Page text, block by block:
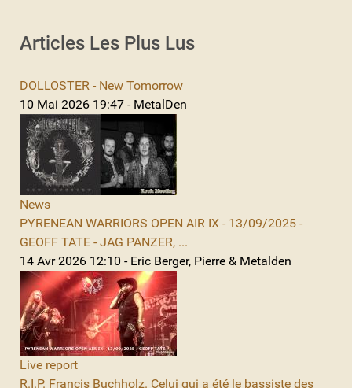
Articles Les Plus Lus
DOLLOSTER - New Tomorrow
10 Mai 2026 19:47 - MetalDen
News
PYRENEAN WARRIORS OPEN AIR IX - 13/09/2025 -
GEOFF TATE - JAG PANZER, ...
14 Avr 2026 12:10 - Eric Berger, Pierre & Metalden
Live report
R.I.P. Francis Buchholz. Celui qui a été le bassiste des